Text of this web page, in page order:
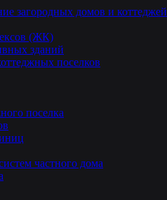
загородных домов и коттеджей
(ЖК)
зданий
поселков
поселка
частного дома